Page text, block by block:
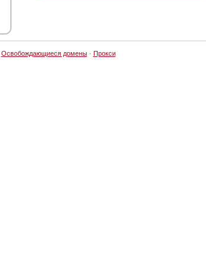
Освобождающиеся домены· Прокси